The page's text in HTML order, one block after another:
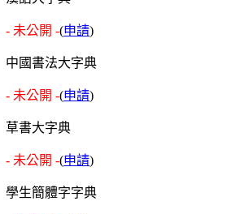
- 未公開 -(申請)
中國書法大字典
- 未公開 -(申請)
草書大字典
- 未公開 -(申請)
學生簡體字字典